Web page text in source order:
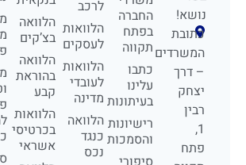
נושא!
כתובת
המשרדים
– דרך
יצחק
רבין
1,
פתח
החברה
בפתח
תקווה
כתבו
עלינו
בעיתונות
רישיונות
והסמכות
לרכב
הלוואות
לעסקים
הלוואות
לעובדי
מדינה
הלוואה
כנגד
נכס
הלוואה
בצ’קים
הלוואה
בהוראת
קבע
הלוואות
בכרטיסי
אשראי